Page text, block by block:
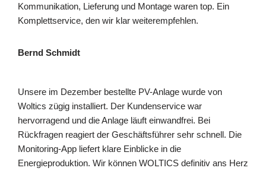
Kommunikation, Lieferung und Montage waren top. Ein
Komplettservice, den wir klar weiterempfehlen.
Bernd Schmidt
Unsere im Dezember bestellte PV-Anlage wurde von
Woltics zügig installiert. Der Kundenservice war
hervorragend und die Anlage läuft einwandfrei. Bei
Rückfragen reagiert der Geschäftsführer sehr schnell. Die
Monitoring-App liefert klare Einblicke in die
Energieproduktion. Wir können WOLTICS definitiv ans Herz